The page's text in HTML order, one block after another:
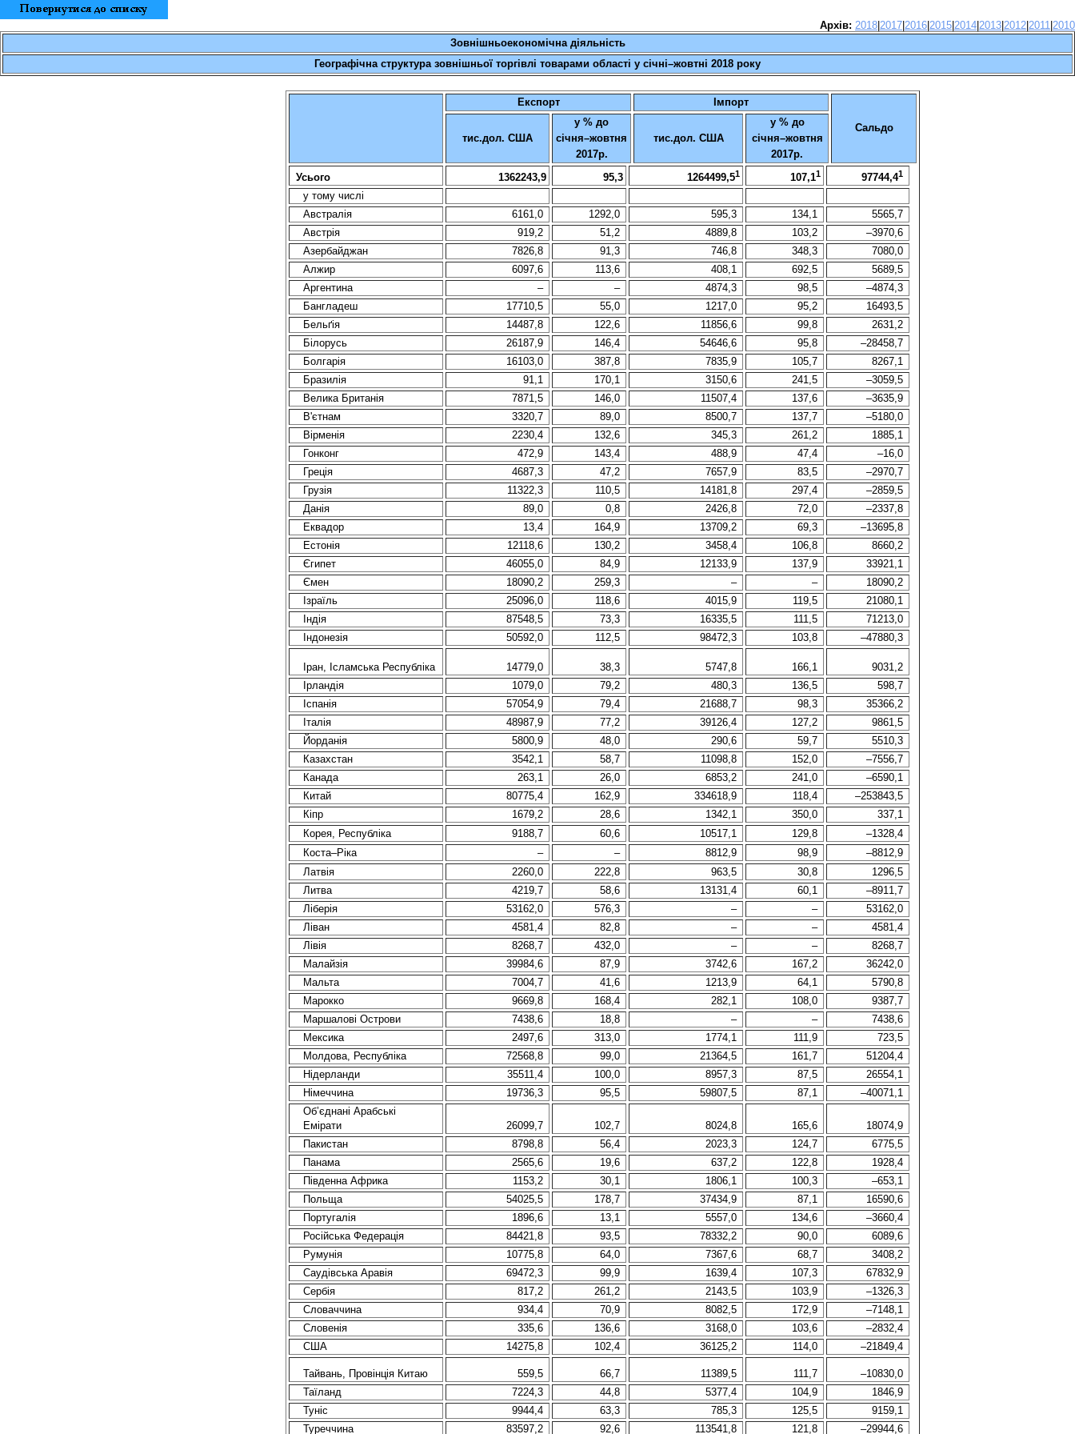
Архів: 2018 2017 2016 2015 2014 2013 2012 2011 2010
Зовнішньоекономічна діяльність
Географічна структура зовнішньої торгівлі товарами області у січні–жовтні 2018 року
Експорт Імпорт
Сальдо
тис.дол. США
у % до
січня–жовтня
2017р.
тис.дол. США
у % до
січня–жовтня
2017р.
Усього
1362243,9 95,3 1264499,51 107,11 97744,41
у тому числі
Австралія
6161,0 1292,0 595,3 134,1
5565,7
Австрія
919,2 51,2 4889,8 103,2
–3970,6
Азербайджан
7826,8 91,3 746,8 348,3
7080,0
Алжир
6097,6 113,6 408,1 692,5
5689,5
Аргентина
– – 4874,3 98,5
–4874,3
Бангладеш
17710,5 55,0 1217,0 95,2
16493,5
Бельґiя
14487,8 122,6 11856,6 99,8
2631,2
Білорусь
26187,9 146,4 54646,6 95,8
–28458,7
Болгарія
16103,0 387,8 7835,9 105,7
8267,1
Бразилія
91,1 170,1 3150,6 241,5
–3059,5
Велика Британія
7871,5 146,0 11507,4 137,6
–3635,9
В'єтнам
3320,7 89,0 8500,7 137,7
–5180,0
Вірменія
2230,4 132,6 345,3 261,2
1885,1
Гонконг
472,9 143,4 488,9 47,4
–16,0
Греція
4687,3 47,2 7657,9 83,5
–2970,7
Грузія
11322,3 110,5 14181,8 297,4
–2859,5
Данія
89,0 0,8 2426,8 72,0
–2337,8
Еквадор
13,4 164,9 13709,2 69,3
–13695,8
Естонія
12118,6 130,2 3458,4 106,8
8660,2
Єгипет
46055,0 84,9 12133,9 137,9
33921,1
Ємен
18090,2 259,3 – –
18090,2
Ізраїль
25096,0 118,6 4015,9 119,5
21080,1
Індія
87548,5 73,3 16335,5 111,5
71213,0
Індонезія
50592,0 112,5 98472,3 103,8 –47880,3
Іран, Ісламська Республіка 14779,0 38,3 5747,8 166,1
9031,2
Ірландія
1079,0 79,2 480,3 136,5
598,7
Іспанія
57054,9 79,4 21688,7 98,3
35366,2
Італія
48987,9 77,2 39126,4 127,2
9861,5
Йорданія
5800,9 48,0 290,6 59,7
5510,3
Казахстан
3542,1 58,7 11098,8 152,0
–7556,7
Канада
263,1 26,0 6853,2 241,0
–6590,1
Китай
80775,4 162,9 334618,9 118,4
–253843,5
Кіпр
1679,2 28,6 1342,1 350,0
337,1
Корея, Республіка
9188,7 60,6 10517,1 129,8
–1328,4
Коста–Ріка
– – 8812,9 98,9
–8812,9
Латвія
2260,0 222,8 963,5 30,8
1296,5
Литва
4219,7 58,6 13131,4 60,1
–8911,7
Ліберія
53162,0 576,3 – –
53162,0
Ліван
4581,4 82,8 – –
4581,4
Лівія
8268,7 432,0 – –
8268,7
Малайзія
39984,6 87,9 3742,6 167,2
36242,0
Мальта
7004,7 41,6 1213,9 64,1
5790,8
Марокко
9669,8 168,4 282,1 108,0
9387,7
Маршалові Острови
7438,6 18,8 – –
7438,6
Мексика
2497,6 313,0 1774,1 111,9
723,5
Молдова, Республіка
72568,8 99,0 21364,5 161,7
51204,4
Нідерланди
35511,4 100,0 8957,3 87,5
26554,1
Німеччина
19736,3 95,5 59807,5 87,1
–40071,1
Об’єднані Арабські
Емірати
26099,7 102,7 8024,8 165,6
18074,9
Пакистан
8798,8 56,4 2023,3 124,7
6775,5
Панама
2565,6 19,6 637,2 122,8
1928,4
Південна Африка
1153,2 30,1 1806,1 100,3
–653,1
Польща
54025,5 178,7 37434,9 87,1
16590,6
Португалія
1896,6 13,1 5557,0 134,6
–3660,4
Російська Федерація
84421,8 93,5 78332,2 90,0
6089,6
Румунія
10775,8 64,0 7367,6 68,7
3408,2
Саудівська Аравія
69472,3 99,9 1639,4 107,3
67832,9
Сербія
817,2 261,2 2143,5 103,9
–1326,3
Словаччина
934,4 70,9 8082,5 172,9
–7148,1
Словенія
335,6 136,6 3168,0 103,6
–2832,4
США
14275,8 102,4 36125,2 114,0 –21849,4
Тайвань, Провінція Китаю 559,5 66,7 11389,5 111,7
–10830,0
Таїланд
7224,3 44,8 5377,4 104,9
1846,9
Туніс
9944,4 63,3 785,3 125,5
9159,1
Туреччина
83597,2 92,6 113541,8 121,8 –29944,6